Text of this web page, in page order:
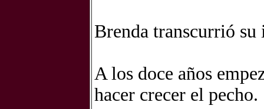
Brenda transcurrió su
A los doce años
hacer crecer el pecho.